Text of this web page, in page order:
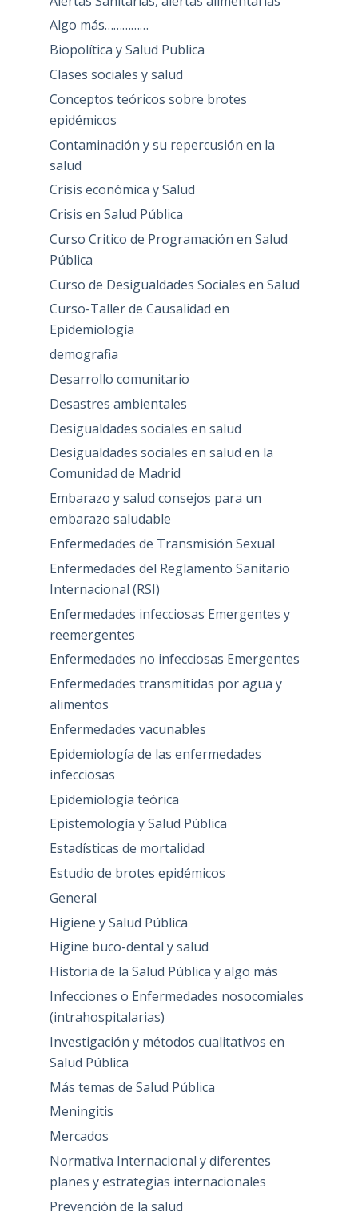
Algo más……………
Biopolítica y Salud Publica
Clases sociales y salud
Conceptos teóricos sobre brotes
epidémicos
Contaminación y su repercusión en la
salud
Crisis económica y Salud
Crisis en Salud Pública
Curso Critico de Programación en Salud
Pública
Curso de Desigualdades Sociales en Salud
Curso-Taller de Causalidad en
Epidemiología
demografia
Desarrollo comunitario
Desastres ambientales
Desigualdades sociales en salud
Desigualdades sociales en salud en la
Comunidad de Madrid
Embarazo y salud consejos para un
embarazo saludable
Enfermedades de Transmisión Sexual
Enfermedades del Reglamento Sanitario
Internacional (RSI)
Enfermedades infecciosas Emergentes y
reemergentes
Enfermedades no infecciosas Emergentes
Enfermedades transmitidas por agua y
alimentos
Enfermedades vacunables
Epidemiología de las enfermedades
infecciosas
Epidemiología teórica
Epistemología y Salud Pública
Estadísticas de mortalidad
Estudio de brotes epidémicos
General
Higiene y Salud Pública
Higine buco-dental y salud
Historia de la Salud Pública y algo más
Infecciones o Enfermedades nosocomiales
(intrahospitalarias)
Investigación y métodos cualitativos en
Salud Pública
Más temas de Salud Pública
Meningitis
Mercados
Normativa Internacional y diferentes
planes y estrategias internacionales
Prevención de la salud